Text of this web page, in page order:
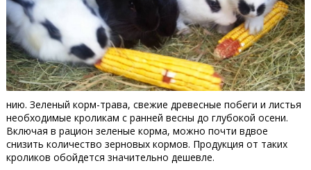
нию. Зеленый корм-трава, свежие древесные побеги и листья
необходимые кроликам с ранней весны до глубокой осени.
Включая в рацион зеленые корма, можно почти вдвое
снизить количество зерновых кормов. Продукция от таких
кроликов обойдется значительно дешевле.